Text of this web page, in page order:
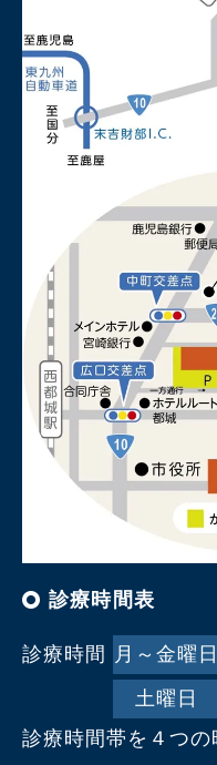
診療時間表
診療時間 月～金曜日
土曜日
診療時間帯を４つ